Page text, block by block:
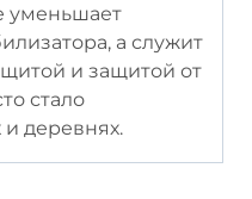
уменьшает
а служит
и защитой от
стало
и деревнях.